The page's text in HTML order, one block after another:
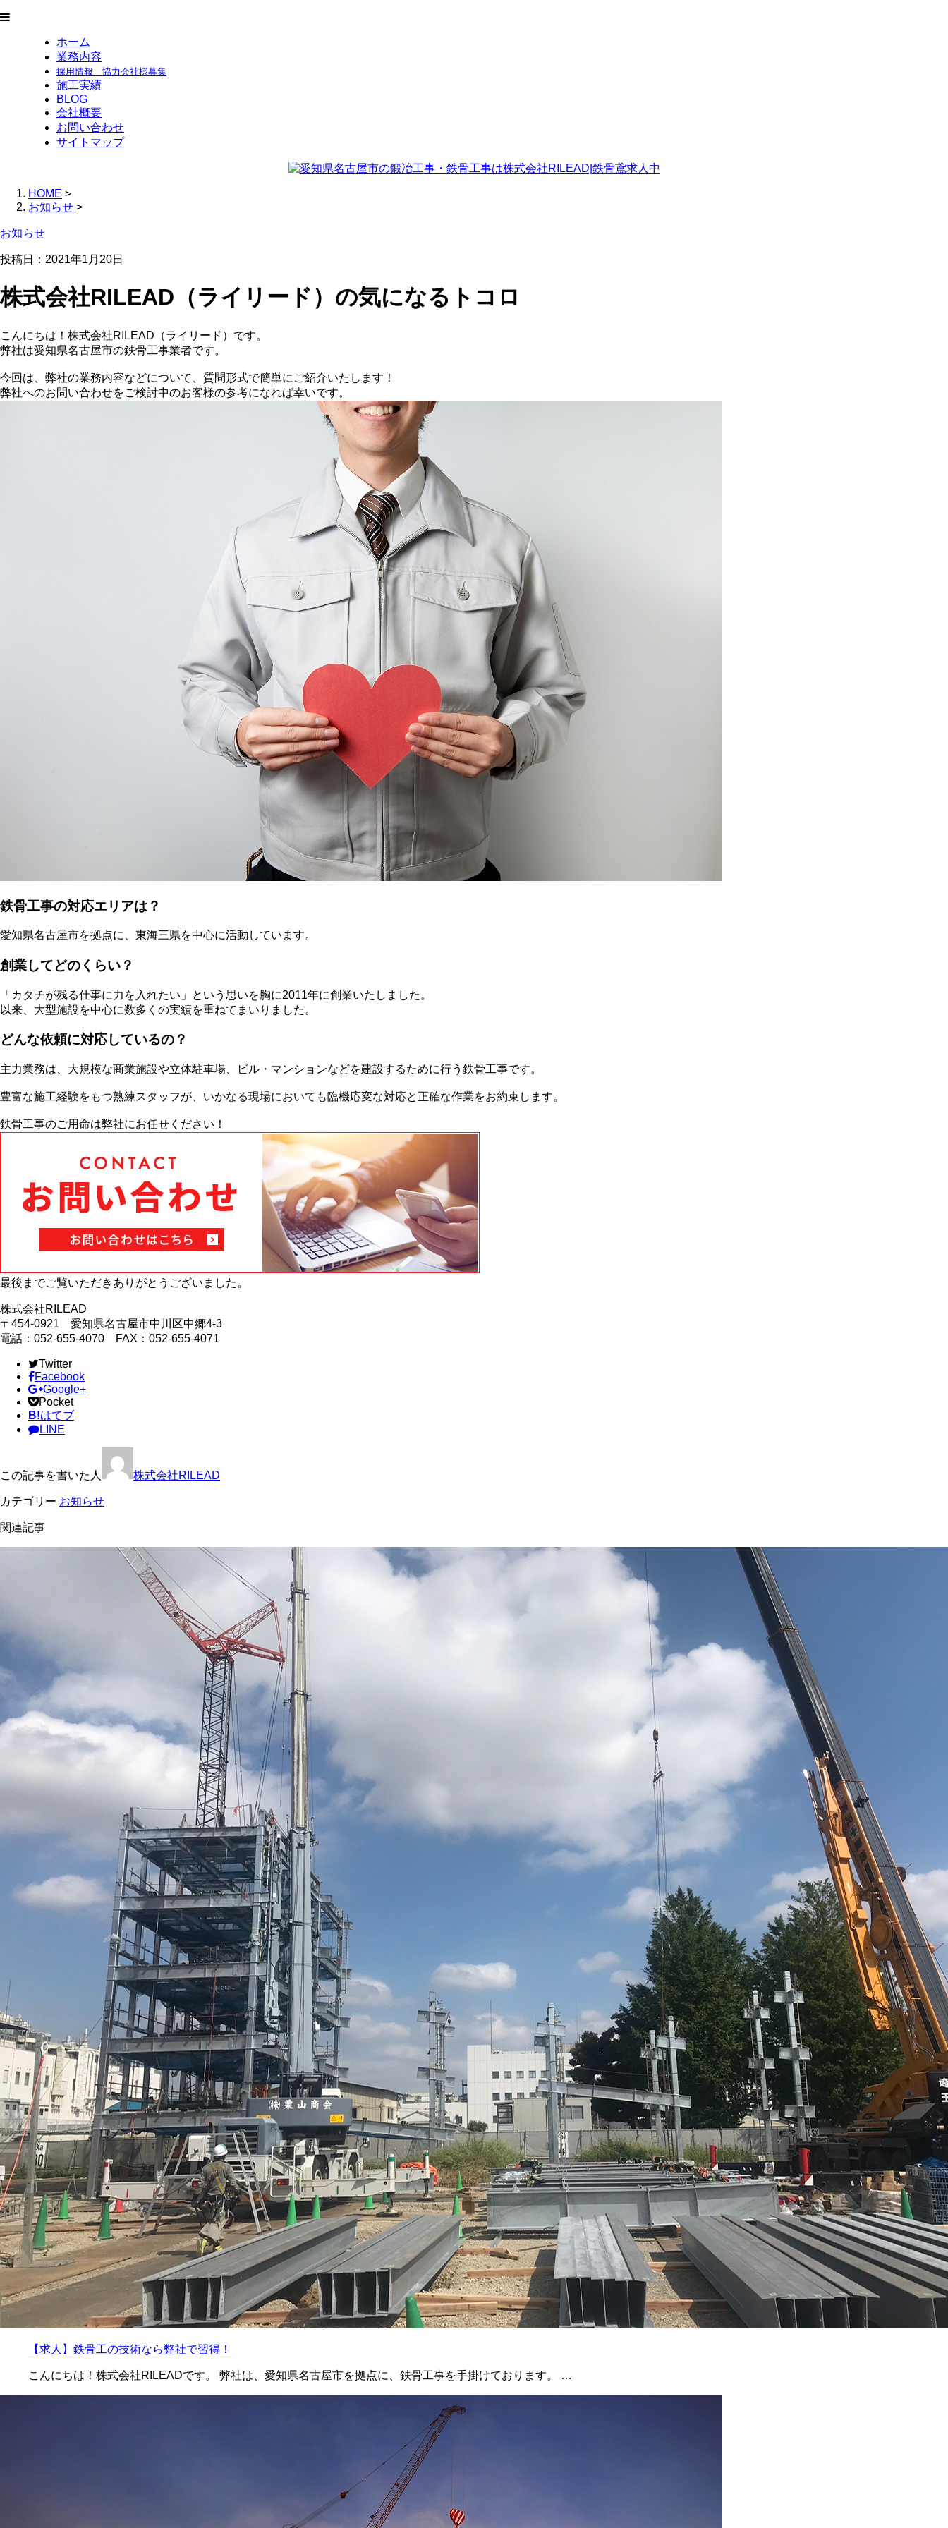
ホーム
業務内容
採用情報 協力会社様募集
施工実績
BLOG
会社概要
お問い合わせ
サイトマップ
HOME >
お知らせ >
お知らせ
投稿日：2021年1月20日
株式会社RILEAD（ライリード）の気になるトコロ
こんにちは！株式会社RILEAD（ライリード）です。
弊社は愛知県名古屋市の鉄骨工事業者です。
今回は、弊社の業務内容などについて、質問形式で簡単にご紹介いたします！
弊社へのお問い合わせをご検討中のお客様の参考になれば幸いです。
鉄骨工事の対応エリアは？
愛知県名古屋市を拠点に、東海三県を中心に活動しています。
創業してどのくらい？
「カタチが残る仕事に力を入れたい」という思いを胸に2011年に創業いたしました。
以来、大型施設を中心に数多くの実績を重ねてまいりました。
どんな依頼に対応しているの？
主力業務は、大規模な商業施設や立体駐車場、ビル・マンションなどを建設するために行う鉄骨工事です。
豊富な施工経験をもつ熟練スタッフが、いかなる現場においても臨機応変な対応と正確な作業をお約束します。
鉄骨工事のご用命は弊社にお任せください！
最後までご覧いただきありがとうございました。
株式会社RILEAD
〒454-0921 愛知県名古屋市中川区中郷4-3
電話：052-655-4070 FAX：052-655-4071
Twitter
Facebook
Google+
Pocket
B!はてブ
LINE
この記事を書いた人 株式会社RILEAD
カテゴリー お知らせ
関連記事
【求人】鉄骨工の技術なら弊社で習得！
こんにちは！株式会社RILEADです。 弊社は、愛知県名古屋市を拠点に、鉄骨工事を手掛けております。 …